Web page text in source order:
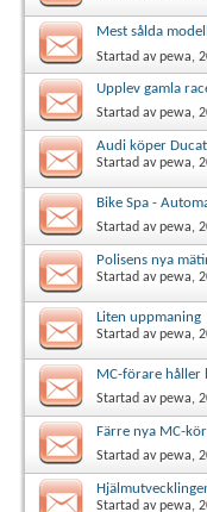
Mest sålda
Startad avpewa,
Upplev gamla
Startad avpewa,
Audi köper
Startad avpewa,
Bike Spa -
Startad avpewa,
Polisens nya
Startad avpewa,
Liten uppmaning
Startad avpewa,
MC-förare håller
Startad avpewa,
Färre nya MC-
Startad avpewa,
Startad avpewa,